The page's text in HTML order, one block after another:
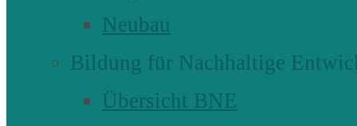
Neubau
Bildung für Nachhaltige
Übersicht BNE